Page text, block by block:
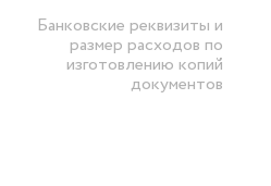
Банковские реквизиты и
размер расходов по
изготовлению копий
документов